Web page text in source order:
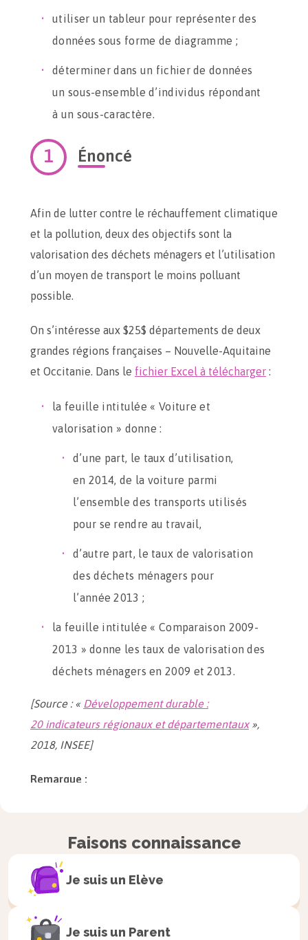
utiliser un tableur pour représenter des
données sous forme de diagramme ;
déterminer dans un fichier de données
un sous-ensemble d’individus répondant
à un sous-caractère.
Énoncé
Afin de lutter contre le réchauffement climatique
et la pollution, deux des objectifs sont la
valorisation des déchets ménagers et l’utilisation
d’un moyen de transport le moins polluant
possible.
On s’intéresse aux $25$ départements de deux
grandes régions françaises – Nouvelle-Aquitaine
et Occitanie. Dans le fichier Excel à télécharger :
la feuille intitulée « Voiture et
valorisation » donne :
d’une part, le taux d’utilisation,
en 2014, de la voiture parmi
l’ensemble des transports utilisés
pour se rendre au travail,
d’autre part, le taux de valorisation
des déchets ménagers pour
l’année 2013 ;
la feuille intitulée « Comparaison 2009-
2013 » donne les taux de valorisation des
déchets ménagers en 2009 et 2013.
[Source : « Développement durable :
20 indicateurs régionaux et départementaux»,
2018, INSEE]
Remarque :
valorisation des déchets, et 2014, pour
l’utilisation de la voiture pour se rendre au
travail. On considère que les années sont assez
Faisons connaissance
Je suis un Elève
Je suis un Parent